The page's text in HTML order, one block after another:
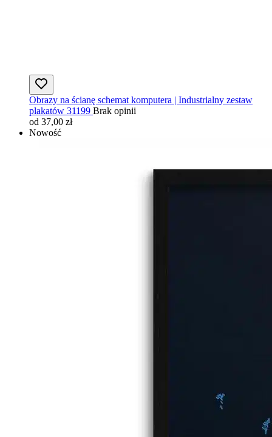
Obrazy na ścianę schemat komputera | Industrialny zestaw
plakatów 31199 Brak opinii
od 37,00 zł
Nowość